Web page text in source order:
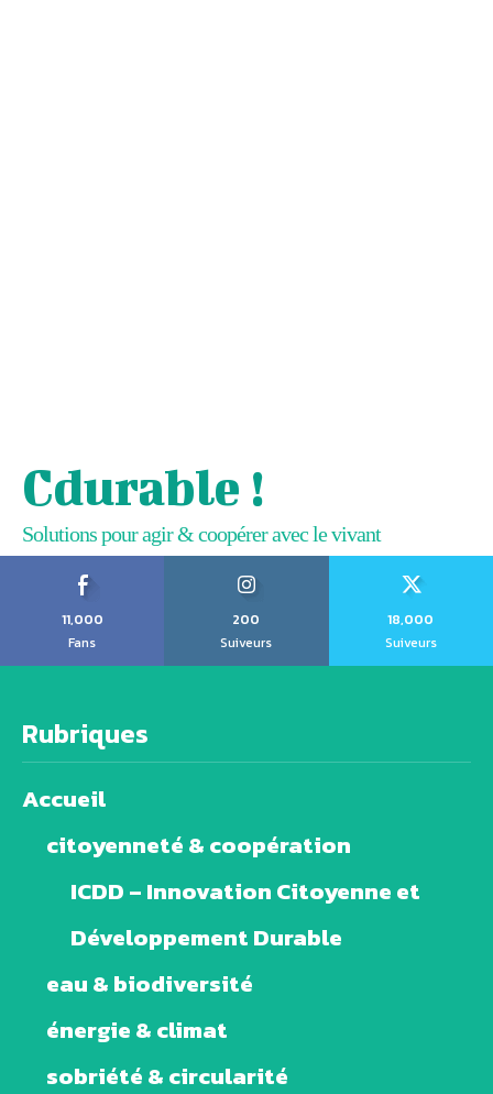
Cdurable !
Solutions pour agir & coopérer avec le vivant
11,000
Fans
200
Suiveurs
18,000
Suiveurs
Rubriques
Accueil
citoyenneté & coopération
ICDD – Innovation Citoyenne et
Développement Durable
eau & biodiversité
énergie & climat
sobriété & circularité